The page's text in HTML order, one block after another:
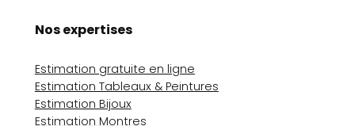
Nos expertises
Estimation gratuite en ligne
Estimation Tableaux & Peintures
Estimation Bijoux
Estimation Montres